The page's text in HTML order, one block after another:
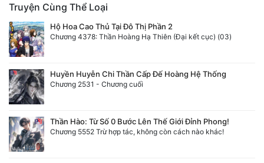
Truyện Cùng Thể Loại
Hộ Hoa Cao Thủ Tại Đô Thị Phần 2
Chương 4378: Thần Hoàng Hạ Thiên (Đại kết cục) (03)
Huyền Huyễn Chi Thần Cấp Đế Hoàng Hệ Thống
Chương 2531 - Chương cuối
Thần Hào: Từ Số 0 Bước Lên Thế Giới Đỉnh Phong!
Chương 5552 Trừ hợp tác, không còn cách nào khác!